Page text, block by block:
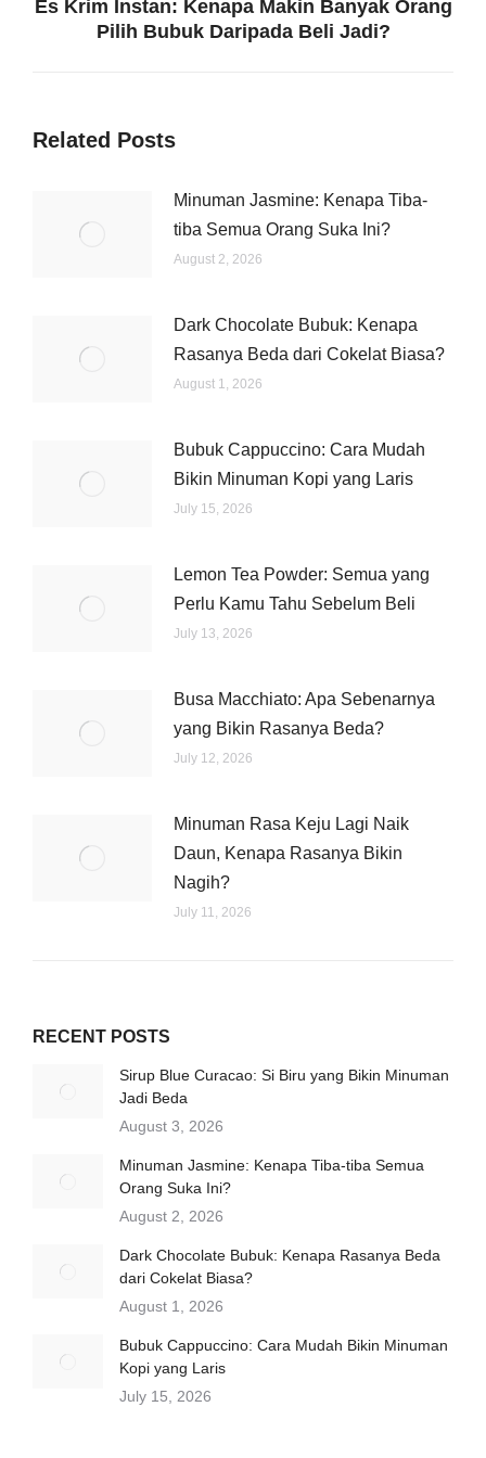
Es Krim Instan: Kenapa Makin Banyak Orang
Pilih Bubuk Daripada Beli Jadi?
Related Posts
Minuman Jasmine: Kenapa Tiba-
tiba Semua Orang Suka Ini?
August 2, 2026
Dark Chocolate Bubuk: Kenapa
Rasanya Beda dari Cokelat Biasa?
August 1, 2026
Bubuk Cappuccino: Cara Mudah
Bikin Minuman Kopi yang Laris
July 15, 2026
Lemon Tea Powder: Semua yang
Perlu Kamu Tahu Sebelum Beli
July 13, 2026
Busa Macchiato: Apa Sebenarnya
yang Bikin Rasanya Beda?
July 12, 2026
Minuman Rasa Keju Lagi Naik
Daun, Kenapa Rasanya Bikin
Nagih?
July 11, 2026
RECENT POSTS
Sirup Blue Curacao: Si Biru yang Bikin Minuman
Jadi Beda
August 3, 2026
Minuman Jasmine: Kenapa Tiba-tiba Semua
Orang Suka Ini?
August 2, 2026
Dark Chocolate Bubuk: Kenapa Rasanya Beda
dari Cokelat Biasa?
August 1, 2026
Bubuk Cappuccino: Cara Mudah Bikin Minuman
Kopi yang Laris
July 15, 2026